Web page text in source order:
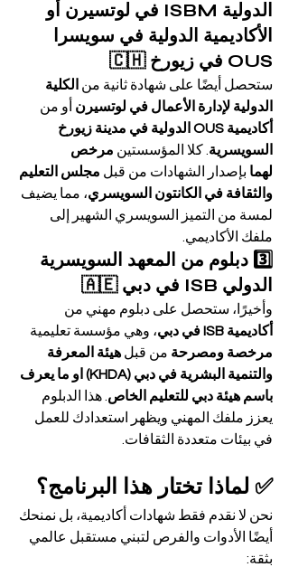
الدولية ISBM في لوتسيرن أو
الأكاديمية الدولية في سويسرا
OUS في زيورخ 🇨🇭
ستحصل أيضًا على شهادة ثانية من الكلية
الدولية لإدارة الأعمال في لوتسيرن أو من
أكاديمية OUS الدولية في مدينة زيورخ
السويسرية . كلا المؤسستين مرخص
لهما بإصدار الشهادات من قبل مجلس التعليم
والثقافة في الكانتون السويسري، مما يضيف
لمسة من التميز السويسري الشهير إلى
ملفك الأكاديمي.
3️⃣ دبلوم من المعهد السويسرية
الدولي ISB في دبي 🇦🇪
وأخيرًا، ستحصل على دبلوم مهني من
أكاديمية ISB في دبي
، وهي مؤسسة تعليمية
مرخصة ومصرحة من قبل هيئة المعرفة
والتنمية البشرية في دبي (KHDA) او ما يعرف
باسم هيئة دبي للتعليم الخاص . هذا الدبلوم
يعزز ملفك المهني ويظهر استعدادك للعمل
في بيئات متعددة الثقافات.
✅ لماذا تختار هذا البرنامج؟
نحن لا نقدم فقط شهادات أكاديمية، بل نمنحك
أيضًا الأدوات والفرص لتبني مستقبل عالمي
بثقة: